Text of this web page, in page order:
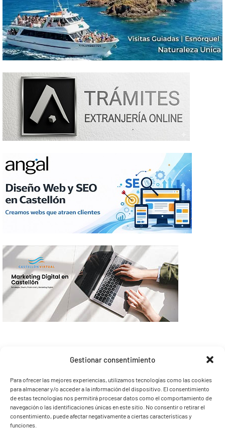
Gestionar consentimiento
Para ofrecer las mejores experiencias, utilizamos tecnologías como las cookies
para almacenar y/o acceder a la información del dispositivo. El consentimiento
de estas tecnologías nos permitirá procesar datos como el comportamiento de
navegación o las identificaciones únicas en este sitio. No consentir o retirar el
consentimiento, puede afectar negativamente a ciertas características y
funciones.